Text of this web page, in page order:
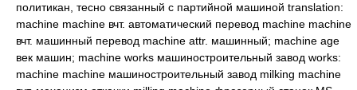
политикан, тесно связанный с партийной машиной translation:
machine machine вчт. автоматический перевод machine machine
вчт. машинный перевод machine attr. машинный; machine age
век машин; machine works машиностроительный завод works:
machine machine машиностроительный завод milking machine